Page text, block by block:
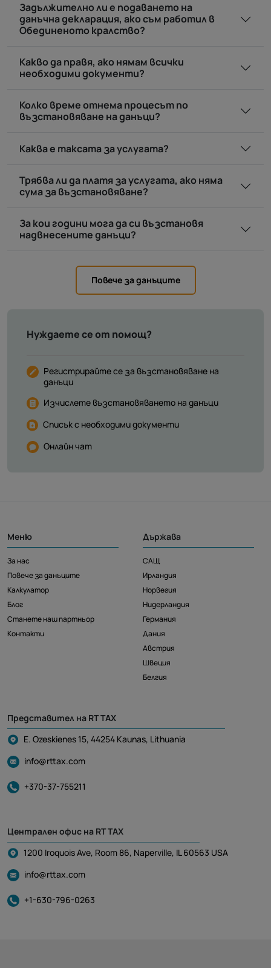
Задължително ли е подаването на
данъчна декларация, ако съм работил в
Обединеното кралство?
Какво да правя, ако нямам всички
необходими документи?
Колко време отнема процесът по
възстановяване на данъци?
Каква е таксата за услугата?
Трябва ли да платя за услугата, ако няма
сума за възстановяване?
За кои години мога да си възстановя
надвнесените данъци?
Повече за данъците
Нуждаете се от помощ?
Регистрирайте се за възстановяване на
данъци
Изчислете възстановяването на данъци
Списък с необходими документи
Онлайн чат
Меню
За нас
Повече за данъците
Калкулатор
Блог
Станете наш партньор
Контакти
Държава
САЩ
Ирландия
Норвегия
Нидерландия
Германия
Дания
Австрия
Швеция
Белгия
Представител на RT TAX
E. Ozeskienes 15, 44254 Kaunas, Lithuania
info@rttax.com
+370-37-755211
Централен офис на RT TAX
1200 Iroquois Ave, Room 86, Naperville, IL 60563 USA
info@rttax.com
+1-630-796-0263